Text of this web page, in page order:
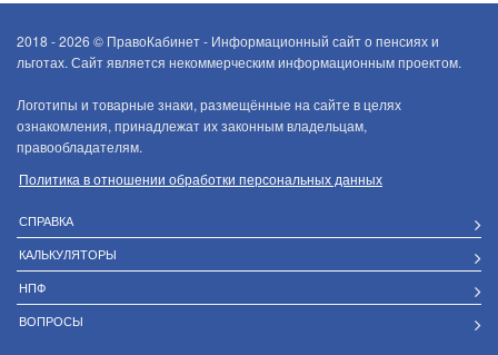
2018 - 2026 © ПравоКабинет - Информационный сайт о пенсиях и
льготах. Сайт является некоммерческим информационным проектом.
Логотипы и товарные знаки, размещённые на сайте в целях
ознакомления, принадлежат их законным владельцам,
правообладателям.
Политика в отношении обработки персональных данных
СПРАВКА
КАЛЬКУЛЯТОРЫ
НПФ
ВОПРОСЫ